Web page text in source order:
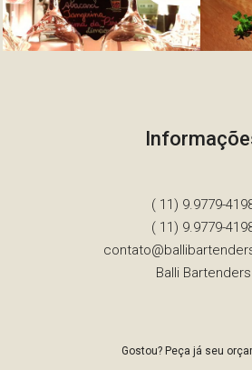
( 11) 9.9779-
( 11) 9.9779-
Balli Bartenders
Gostou? Peça já seu